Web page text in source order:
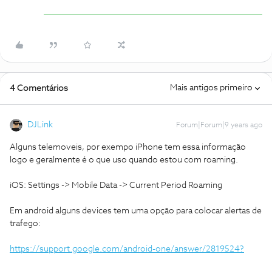
4 Comentários Mais antigos primeiro
DJLink Forum|Forum|9 years ago
Alguns telemoveis, por exempo iPhone tem essa informação
logo e geralmente é o que uso quando estou com roaming.
iOS: Settings -> Mobile Data -> Current Period Roaming
Em android alguns devices tem uma opção para colocar alertas de
trafego:
https://support.google.com/android-one/answer/2819524?